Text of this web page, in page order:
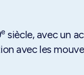
esiècle, avec un
avec les